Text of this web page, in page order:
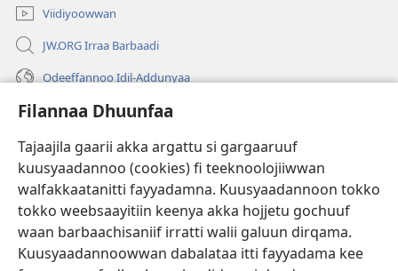
Filannaa Dhuunfaa
Tajaajila gaarii akka argattu si gargaaruuf
kuusyaadannoo (cookies) fi teeknoolojiiwwan
walfakkaatanitti fayyadamna. Kuusyaadannoon tokko
tokko weebsaayitiin keenya akka hojjetu gochuuf
waan barbaachisaniif irratti walii galuun dirqama.
Kuusyaadannoowwan dabalataa itti fayyadama kee
Viidiyoowwan
JW.ORG Irraa Barbaadi
Odeeffannoo Idil-Addunyaa
Gargaarsa
Buusii
(opens
new
window)"LAAYIBRARII INTARNEETIIRRAA"
(opens
new
window)
®
(opens